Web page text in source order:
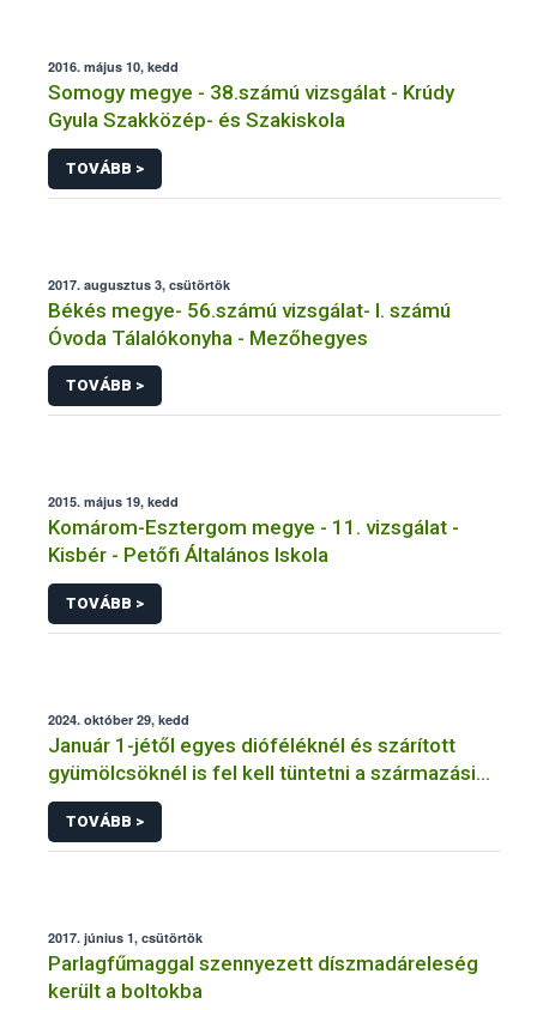
2016. május 10, kedd
Somogy megye - 38.számú vizsgálat - Krúdy
Gyula Szakközép- és Szakiskola
TOVÁBB >
2017. augusztus 3, csütörtök
Békés megye- 56.számú vizsgálat- I. számú
Óvoda Tálalókonyha - Mezőhegyes
TOVÁBB >
2015. május 19, kedd
Komárom-Esztergom megye - 11. vizsgálat -
Kisbér - Petőfi Általános Iskola
TOVÁBB >
2024. október 29, kedd
Január 1-jétől egyes dióféléknél és szárított
gyümölcsöknél is fel kell tüntetni a származási
országot
TOVÁBB >
2017. június 1, csütörtök
Parlagfűmaggal szennyezett díszmadáreleség
került a boltokba